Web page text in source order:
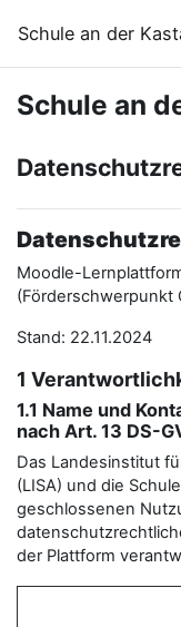
Schule an der
Schule an
Moodle-
(Förderschwerpunkt
Stand: 22.11.2024
1
1.1 Name und
nach Art. 13 DS-
Das Landesinstitut
(LISA) und die
geschlossenen
der Plattform